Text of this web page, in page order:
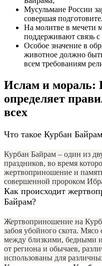
Мусульмане России
совершая
На молитве в мечети
поддерживают связь
Особое значение в
животное должно
всем требованиям
Ислам и мораль:
определяет
всех
Что такое Курбан
Курбан Байрам – один из
праздников, во время
жертвоприношение и
совершенной пророком
Как происходит
Байрам?
Жертвоприношение на
забоя убойного скота. Мясо
между близкими, бедными
от региона и обычаев,
использованы для